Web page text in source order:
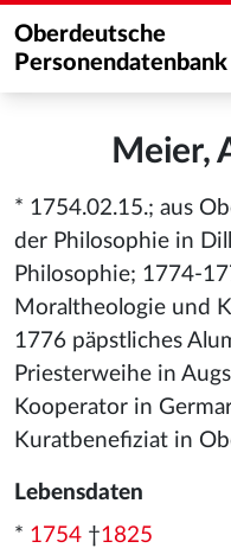
Oberdeutsche
Personendatenbank
Meier,
* 1754.02.15.; aus
der Philosophie in
Philosophie; 1774-
Moraltheologie und
1776 päpstliches
Priesterweihe in
Kooperator in
Kuratbenefiziat in
Lebensdaten
* 1754 †1825